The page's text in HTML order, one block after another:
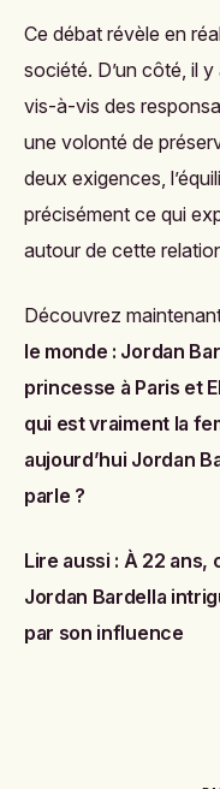
Ce débat révèle en
société. D’un côté, il
vis-à-vis des
une volonté de
deux exigences,
précisément ce qui
autour de cette
Découvrez
le monde : Jordan
princesse à Paris et
qui est vraiment la
aujourd’hui Jordan
parle ?
Lire aussi : À 22 ans,
Jordan Bardella
par son influence